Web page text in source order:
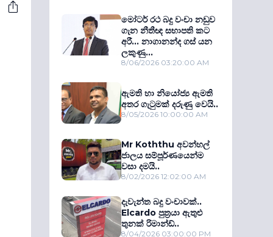
මෝටර් රථ බදු වංචා නඩුව
ගැන නීතීඥ සභාපති කට
අරී... නාගානන්ද ගස් යන
ලකුණු...
8/06/2026 03:20:00 AM
ඇමති හා නියෝජ්‍ය ඇමති
අතර ගැටුමක් දරුණු වෙයි..
8/05/2026 10:00:00 AM
Mr Koththu අවන්හල්
ජාලය සම්පූර්ණයෙන්ම
වසා දමයි..
8/02/2026 12:02:00 AM
දැවැන්ත බදු වංචාවක්..
Elcardo පුත‍්‍රයා ඇතුළු
තුනක් රිමාන්ඩ්..
8/04/2026 03:00:00 PM